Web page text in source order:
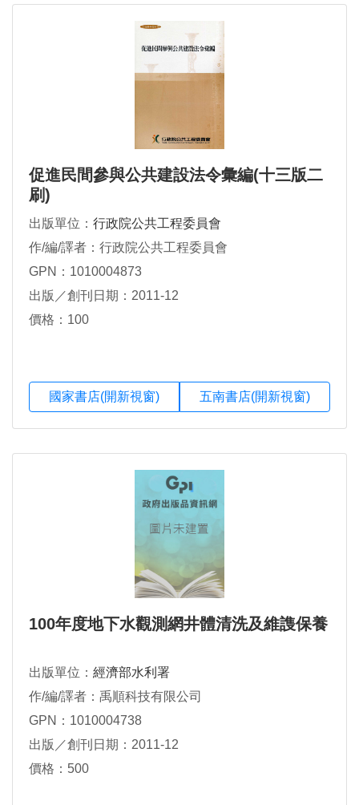
促進民間參與公共建設法令彙編(十三版二
刷)
出版單位： 行政院公共工程委員會
作/編/譯者：行政院公共工程委員會
GPN：1010004873
出版／創刊日期：2011-12
價格：100
國家書店(開新視窗) 五南書店(開新視窗)
100年度地下水觀測網井體清洗及維謢保養
出版單位： 經濟部水利署
作/編/譯者：禹順科技有限公司
GPN：1010004738
出版／創刊日期：2011-12
價格：500